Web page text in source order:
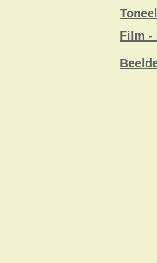
Toneel
Film -